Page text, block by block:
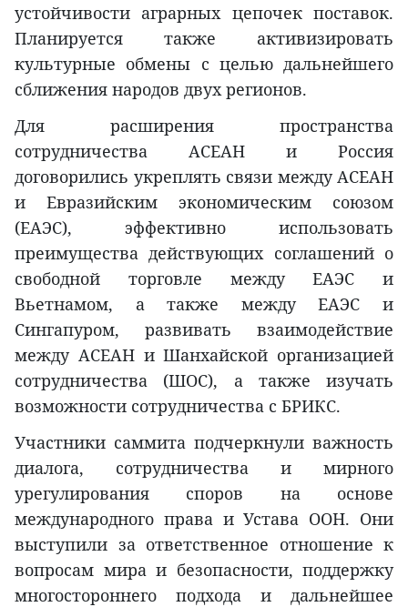
устойчивости аграрных цепочек поставок.
Планируется также активизировать
культурные обмены с целью дальнейшего
сближения народов двух регионов.
Для расширения пространства
сотрудничества АСЕАН и Россия
договорились укреплять связи между АСЕАН
и Евразийским экономическим союзом
(ЕАЭС), эффективно использовать
преимущества действующих соглашений о
свободной торговле между ЕАЭС и
Вьетнамом, а также между ЕАЭС и
Сингапуром, развивать взаимодействие
между АСЕАН и Шанхайской организацией
сотрудничества (ШОС), а также изучать
возможности сотрудничества с БРИКС.
Участники саммита подчеркнули важность
диалога, сотрудничества и мирного
урегулирования споров на основе
международного права и Устава ООН. Они
выступили за ответственное отношение к
вопросам мира и безопасности, поддержку
многостороннего подхода и дальнейшее